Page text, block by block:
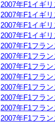
2007年F1イギ
2007年F1イギ
2007年F1イギ
2007年F1イギ
2007年F1フラ
2007年F1フラ
2007年F1フラ
2007年F1フラ
2007年F1フラ
2007年F1フラ
2007年F1フラ
2007年F1フラ